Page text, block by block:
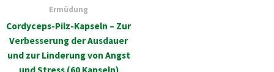
Ermüdung
Cordyceps-Pilz-Kapseln – Zur
Verbesserung der Ausdauer
und zur Linderung von Angst